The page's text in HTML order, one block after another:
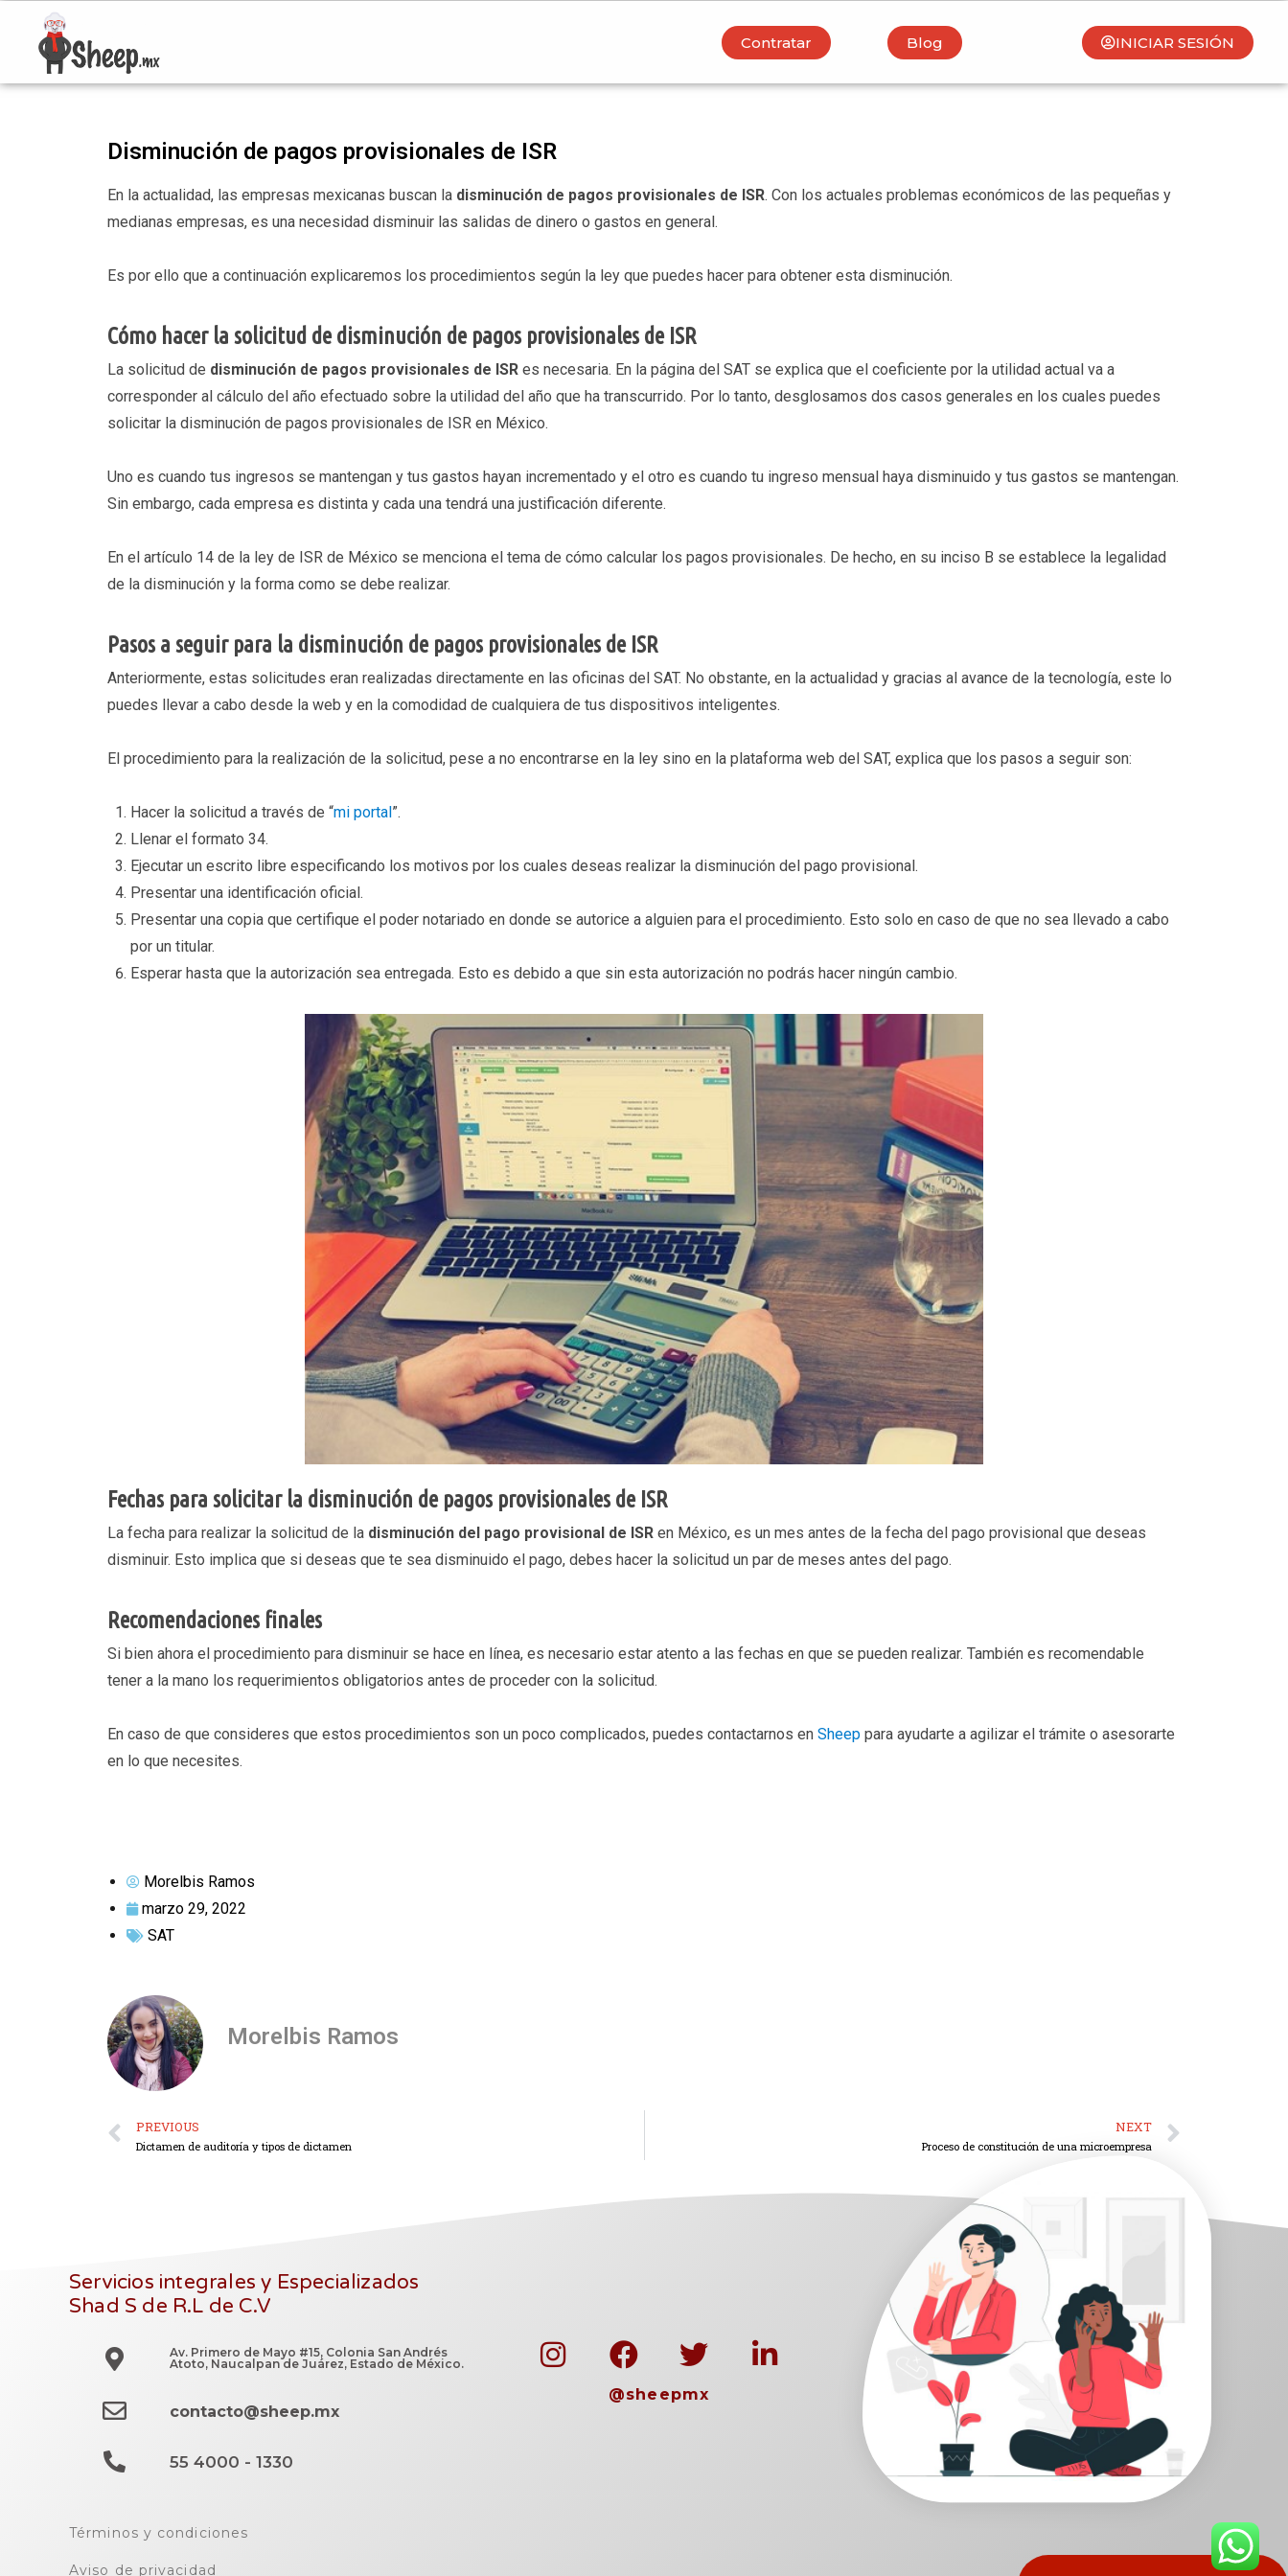
Contratar Blog INICIAR SESIÓN
Disminución de pagos provisionales de ISR
En la actualidad, las empresas mexicanas buscan la disminución de pagos provisionales de ISR. Con los actuales problemas económicos de las pequeñas y
medianas empresas, es una necesidad disminuir las salidas de dinero o gastos en general.
Es por ello que a continuación explicaremos los procedimientos según la ley que puedes hacer para obtener esta disminución.
Cómo hacer la solicitud de disminución de pagos provisionales de ISR
La solicitud de disminución de pagos provisionales de ISR es necesaria. En la página del SAT se explica que el coeficiente por la utilidad actual va a
corresponder al cálculo del año efectuado sobre la utilidad del año que ha transcurrido. Por lo tanto, desglosamos dos casos generales en los cuales puedes
solicitar la disminución de pagos provisionales de ISR en México.
Uno es cuando tus ingresos se mantengan y tus gastos hayan incrementado y el otro es cuando tu ingreso mensual haya disminuido y tus gastos se mantengan.
Sin embargo, cada empresa es distinta y cada una tendrá una justificación diferente.
En el artículo 14 de la ley de ISR de México se menciona el tema de cómo calcular los pagos provisionales. De hecho, en su inciso B se establece la legalidad
de la disminución y la forma como se debe realizar.
Pasos a seguir para la disminución de pagos provisionales de ISR
Anteriormente, estas solicitudes eran realizadas directamente en las oficinas del SAT. No obstante, en la actualidad y gracias al avance de la tecnología, este lo
puedes llevar a cabo desde la web y en la comodidad de cualquiera de tus dispositivos inteligentes.
El procedimiento para la realización de la solicitud, pese a no encontrarse en la ley sino en la plataforma web del SAT, explica que los pasos a seguir son:
Hacer la solicitud a través de “mi portal”.
Llenar el formato 34.
Ejecutar un escrito libre especificando los motivos por los cuales deseas realizar la disminución del pago provisional.
Presentar una identificación oficial.
Presentar una copia que certifique el poder notariado en donde se autorice a alguien para el procedimiento. Esto solo en caso de que no sea llevado a cabo
por un titular.
Esperar hasta que la autorización sea entregada. Esto es debido a que sin esta autorización no podrás hacer ningún cambio.
Fechas para solicitar la disminución de pagos provisionales de ISR
La fecha para realizar la solicitud de la disminución del pago provisional de ISR en México, es un mes antes de la fecha del pago provisional que deseas
disminuir. Esto implica que si deseas que te sea disminuido el pago, debes hacer la solicitud un par de meses antes del pago.
Recomendaciones finales
Si bien ahora el procedimiento para disminuir se hace en línea, es necesario estar atento a las fechas en que se pueden realizar. También es recomendable
tener a la mano los requerimientos obligatorios antes de proceder con la solicitud.
En caso de que consideres que estos procedimientos son un poco complicados, puedes contactarnos en Sheep para ayudarte a agilizar el trámite o asesorarte
en lo que necesites.
Morelbis Ramos
marzo 29, 2022
SAT
Morelbis Ramos
PREVIOUS
Dictamen de auditoría y tipos de dictamen
NEXT
Proceso de constitución de una microempresa
Servicios integrales y Especializados
Shad S de R.L de C.V
Av. Primero de Mayo #15, Colonia San Andrés
Atoto, Naucalpan de Juárez, Estado de México.
contacto@sheep.mx
55 4000 - 1330
Términos y condiciones
Aviso de privacidad
@sheepmx